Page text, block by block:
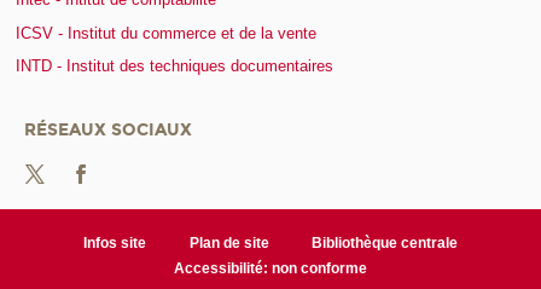
ICSV - Institut du commerce et de la vente
INTD - Institut des techniques documentaires
RÉSEAUX SOCIAUX
Infos site Plan de site
Bibliothèque centrale
Accessibilité: non conforme